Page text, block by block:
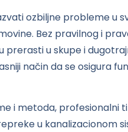
ozbiljne probleme u
Bez pravilnog i
prerasti u skupe i
način da se osigura
i metoda, profesionalni
u kanalizacionom